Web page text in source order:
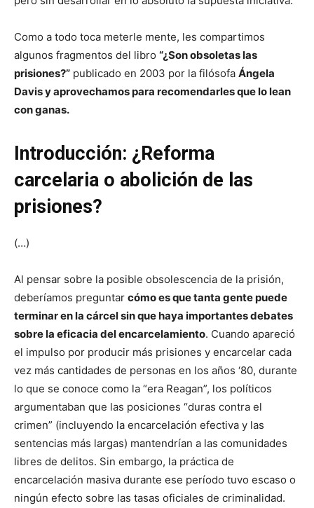
Como a todo toca meterle mente, les compartimos
algunos fragmentos del libro “¿Son obsoletas las
prisiones?” publicado en 2003 por la filósofa Ángela
Davis y aprovechamos para recomendarles que lo lean
con ganas.
Introducción: ¿Reforma
carcelaria o abolición de las
prisiones?
(…)
Al pensar sobre la posible obsolescencia de la prisión,
deberíamos preguntar cómo es que tanta gente puede
terminar en la cárcel sin que haya importantes debates
sobre la eficacia del encarcelamiento. Cuando apareció
el impulso por producir más prisiones y encarcelar cada
vez más cantidades de personas en los años ‘80, durante
lo que se conoce como la “era Reagan”, los políticos
argumentaban que las posiciones “duras contra el
crimen” (incluyendo la encarcelación efectiva y las
sentencias más largas) mantendrían a las comunidades
libres de delitos. Sin embargo, la práctica de
encarcelación masiva durante ese período tuvo escaso o
ningún efecto sobre las tasas oficiales de criminalidad.